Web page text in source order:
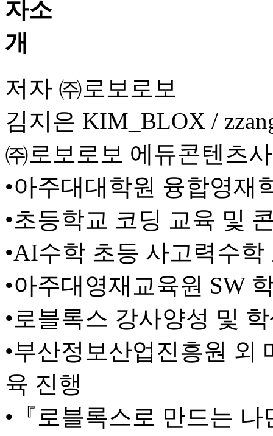
저자 ㈜로보로보
김지은 KIM_BLOX /
㈜로보로보 에듀콘텐츠
•아주대대학원 융합영재
•초등학교 코딩 교육 및
•AI수학 초등 사고력수학
•아주대영재교육원 SW
•로블록스 강사양성 및
•부산정보산업진흥원 외
육 진행
•『로블록스로 만드는